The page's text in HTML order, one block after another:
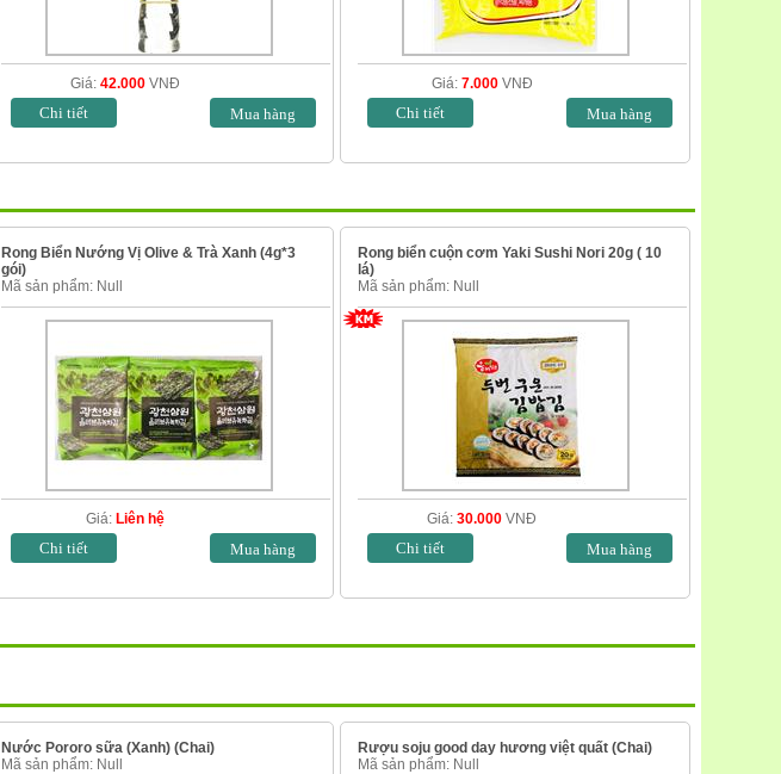
Giá: 42.000 VNĐ
Chi tiết
Giá: 7.000VNĐ
Chi tiết
Rong Biển Nướng Vị Olive & Trà Xanh (4g*3
gói)
Mã sản phẩm: Null
Giá: Liên hệ
Chi tiết
Rong biển cuộn cơm Yaki Sushi Nori 20g ( 10
lá)
Mã sản phẩm: Null
Giá: 30.000 VNĐ
Chi tiết
Nước Pororo sữa (Xanh) (Chai)
Mã sản phẩm: Null
Rượu soju good day hương việt quất (Chai)
Mã sản phẩm: Null